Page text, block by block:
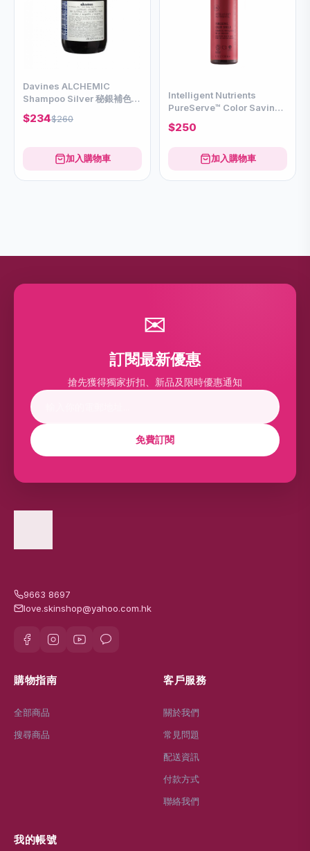
Davines ALCHEMIC
Shampoo Silver 秘銀補色洗
髮露280ml
$234$260
加入購物車
Intelligent Nutrients
PureServe™ Color Saving
Shield 200ml
$250
加入購物車
✉
訂閱最新優惠
搶先獲得獨家折扣、新品及限時優惠通知
免費訂閱
9663 8697
love.skinshop@yahoo.com.hk
購物指南
全部商品
搜尋商品
客戶服務
關於我們
常見問題
配送資訊
付款方式
聯絡我們
我的帳號